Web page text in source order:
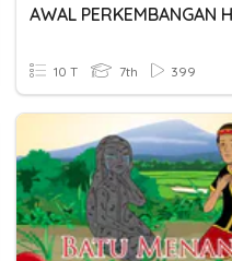
10 T 7th 399